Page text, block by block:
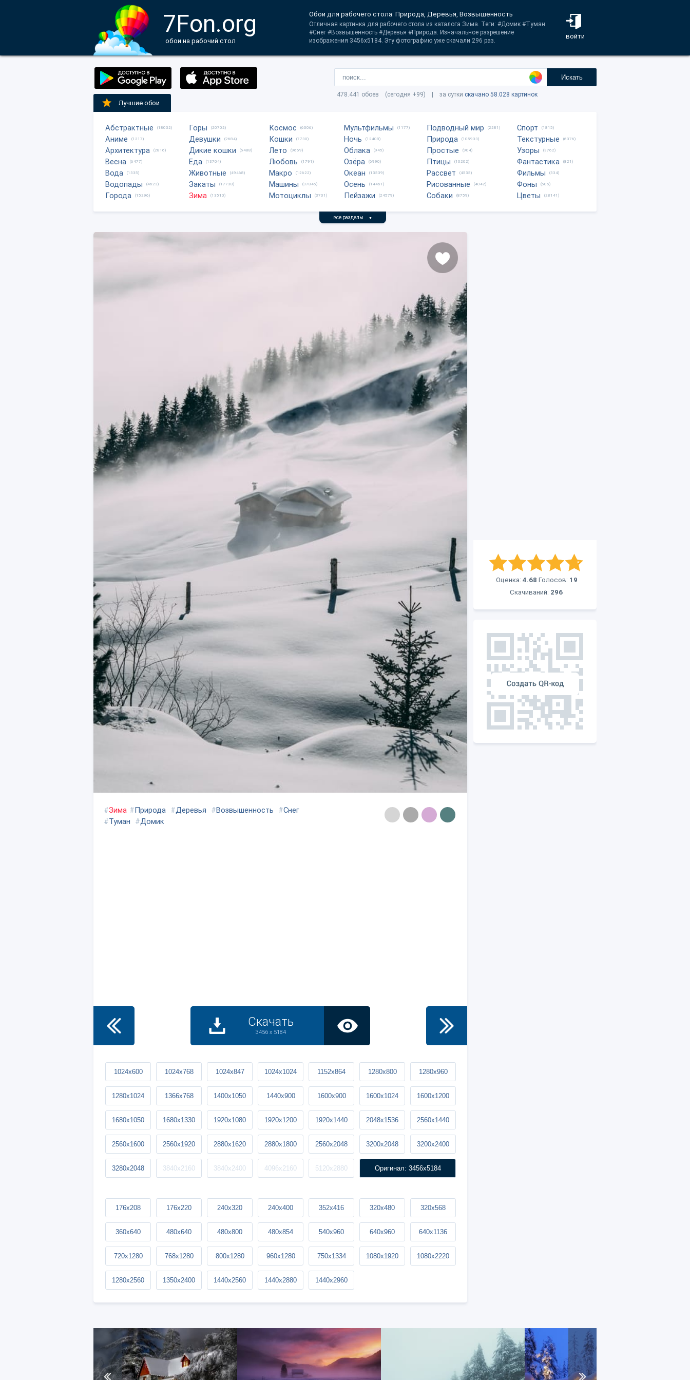
7Fon.org
обои на рабочий стол
войти
Обои для рабочего стола: Природа, Деревья, Возвышенность
Отличная картинка для рабочего стола из каталога Зима. Теги: #Домик #Туман
#Снег #Возвышенность #Деревья #Природа. Изначальное разрешение
изображения 3456x5184. Эту фотографию уже скачали 296 раз.
Искать
478.441 обоев (сегодня +99) | за сутки скачано 58.028 картинок
Лучшие обои
Абстрактные (18032)
Аниме (1217)
Архитектура (2816)
Весна (6477)
Вода (1335)
Водопады (4623)
Города (15296)
Горы (20702)
Девушки (2684)
Дикие кошки (6488)
Еда (13704)
Животные (49468)
Закаты (17738)
Зима (13510)
Космос (6006)
Кошки (7730)
Лето (9669)
Любовь (1791)
Макро (12622)
Машины (37846)
Мотоциклы (3701)
Мультфильмы (1177)
Ночь (12408)
Облака (945)
Озёра (6990)
Океан (13539)
Осень (14461)
Пейзажи (24579)
Подводный мир (2281)
Природа (105933)
Простые (904)
Птицы (10202)
Рассвет (4535)
Рисованные (4042)
Собаки (8759)
Спорт (1815)
Текстурные (6376)
Узоры (3762)
Фантастика (821)
Фильмы (334)
Фоны (606)
Цветы (28141)
все разделы ▼
Оценка: 4.68 Голосов: 19
Скачиваний: 296
#Зима #Природа #Деревья #Возвышенность #Снег
#Туман #Домик
Скачать
3456 x 5184
1024x600 1024x768 1024x847 1024x1024 1152x864 1280x800 1280x960
1280x1024 1366x768 1400x1050 1440x900 1600x900 1600x1024 1600x1200
1680x1050 1680x1330 1920x1080 1920x1200 1920x1440 2048x1536 2560x1440
2560x1600 2560x1920 2880x1620 2880x1800 2560x2048 3200x2048 3200x2400
3280x2048 3840x2160 3840x2400 4096x2160 5120x2880 Оригинал: 3456x5184
176x208 176x220 240x320 240x400 352x416 320x480 320x568
360x640 480x640 480x800 480x854 540x960 640x960 640x1136
720x1280 768x1280 800x1280 960x1280 750x1334 1080x1920 1080x2220
1280x2560 1350x2400 1440x2560 1440x2880 1440x2960